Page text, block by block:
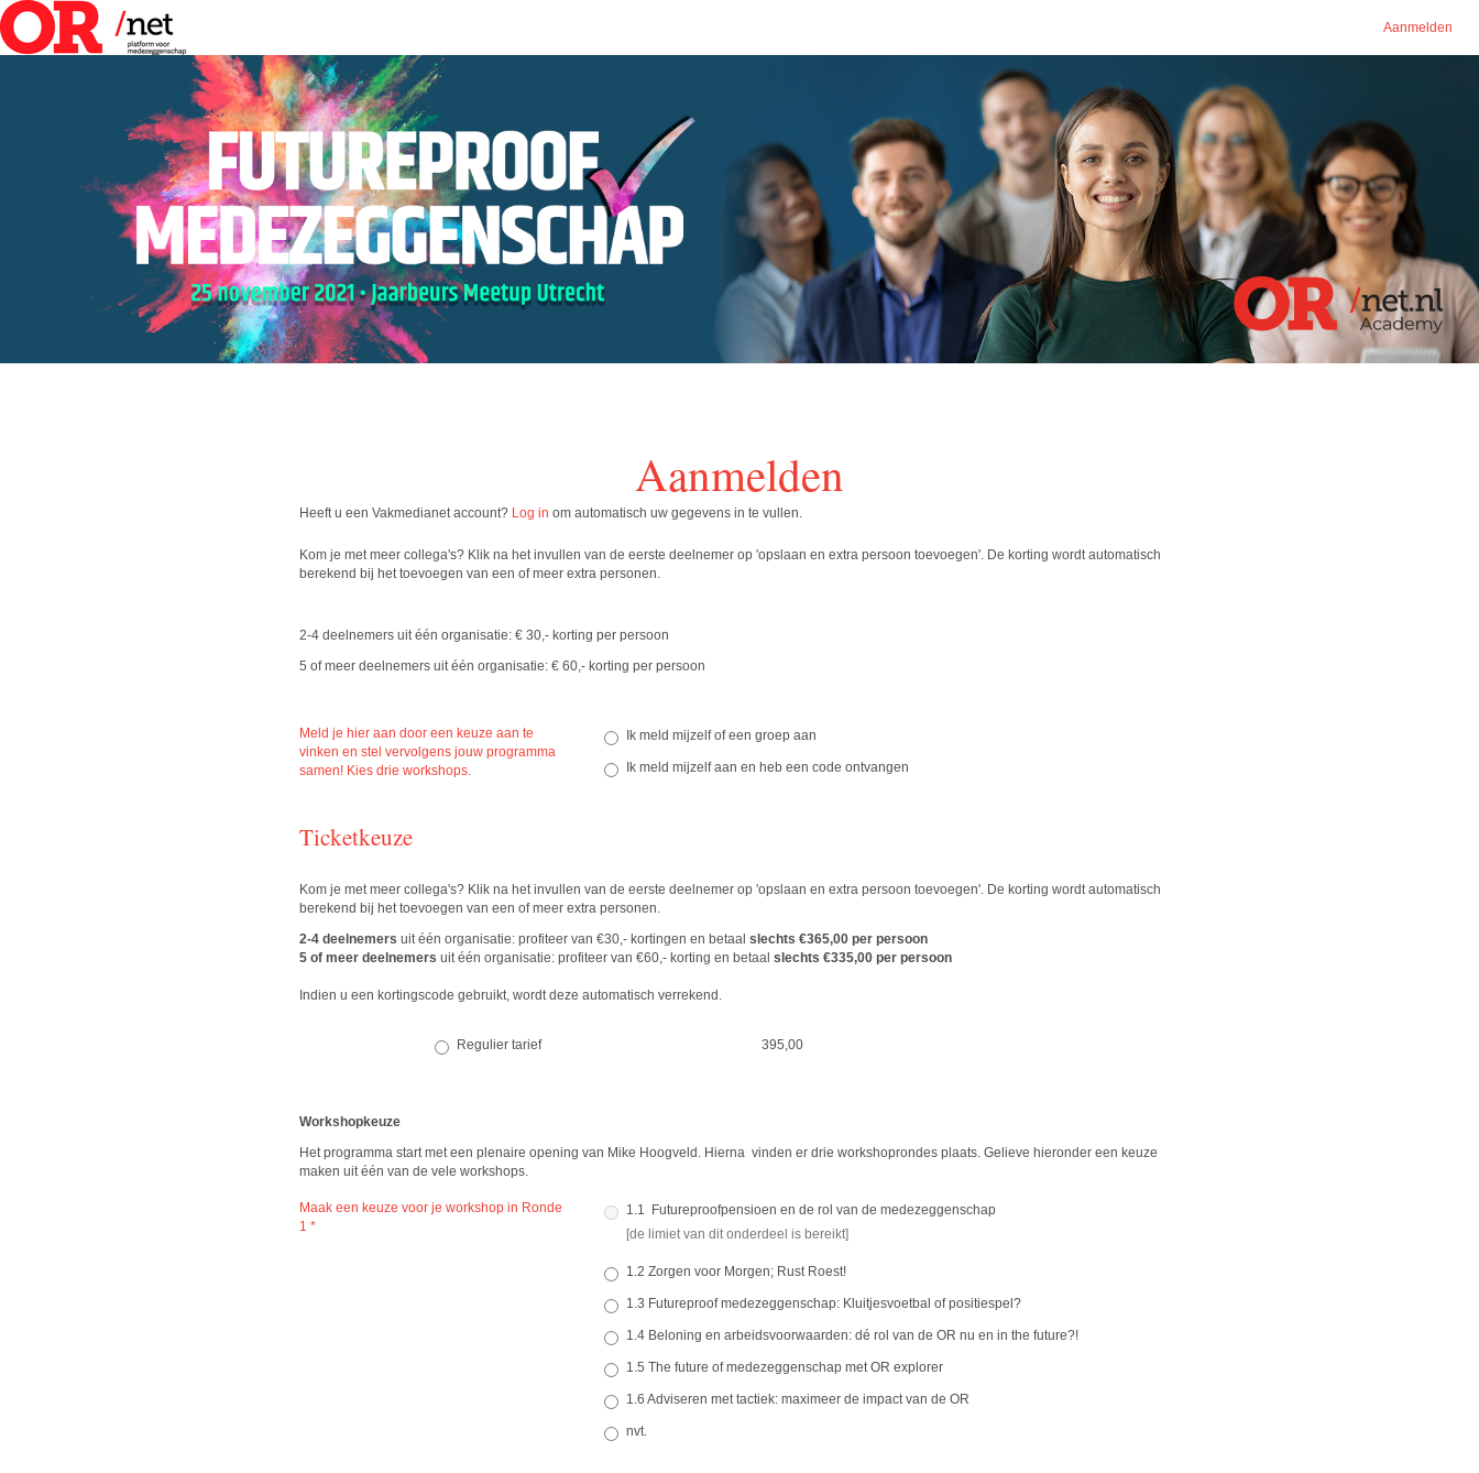
Aanmelden
Aanmelden
Heeft u een Vakmedianet account? Log in om automatisch uw gegevens in te vullen.
Kom je met meer collega's? Klik na het invullen van de eerste deelnemer op 'opslaan en extra persoon toevoegen'. De korting wordt automatisch
berekend bij het toevoegen van een of meer extra personen.
2-4 deelnemers uit één organisatie: € 30,- korting per persoon
5 of meer deelnemers uit één organisatie: € 60,- korting per persoon
Meld je hier aan door een keuze aan te
vinken en stel vervolgens jouw programma
samen! Kies drie workshops.
Ik meld mijzelf of een groep aan
Ik meld mijzelf aan en heb een code ontvangen
Ticketkeuze
Kom je met meer collega's? Klik na het invullen van de eerste deelnemer op 'opslaan en extra persoon toevoegen'. De korting wordt automatisch
berekend bij het toevoegen van een of meer extra personen.
2-4 deelnemers uit één organisatie: profiteer van €30,- kortingen en betaal slechts €365,00 per persoon
5 of meer deelnemers uit één organisatie: profiteer van €60,- korting en betaal slechts €335,00 per persoon
Indien u een kortingscode gebruikt, wordt deze automatisch verrekend.
Regulier tarief 395,00
Workshopkeuze
Het programma start met een plenaire opening van Mike Hoogveld. Hierna vinden er drie workshoprondes plaats. Gelieve hieronder een keuze
maken uit één van de vele workshops.
Maak een keuze voor je workshop in Ronde
1 *
1.1 Futureproofpensioen en de rol van de medezeggenschap
[de limiet van dit onderdeel is bereikt]
1.2 Zorgen voor Morgen; Rust Roest!
1.3 Futureproof medezeggenschap: Kluitjesvoetbal of positiespel?
1.4 Beloning en arbeidsvoorwaarden: dé rol van de OR nu en in the future?!
1.5 The future of medezeggenschap met OR explorer
1.6 Adviseren met tactiek: maximeer de impact van de OR
nvt.